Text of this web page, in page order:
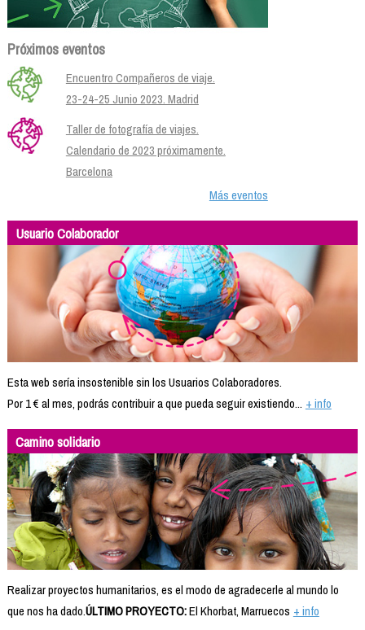
Próximos eventos
Encuentro Compañeros de viaje.
23-24-25 Junio 2023. Madrid
Taller de fotografía de viajes.
Calendario de 2023 próximamente.
Barcelona
Más eventos
Usuario Colaborador
Esta web sería insostenible sin los Usuarios Colaboradores.
Por 1 € al mes, podrás contribuir a que pueda seguir existiendo... + info
Camino solidario
Realizar proyectos humanitarios, es el modo de agradecerle al mundo lo
que nos ha dado.ÚLTIMO PROYECTO:El Khorbat, Marruecos + info